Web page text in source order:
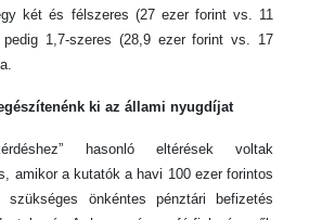
két és félszeres (27 ezer forint vs. 11
1,7-szeres (28,9 ezer forint vs. 17
ki az állami nyugdíjat
hasonló eltérések voltak
amikor a kutatók a havi 100 ezer forintos
szükséges önkéntes pénztári befizetés